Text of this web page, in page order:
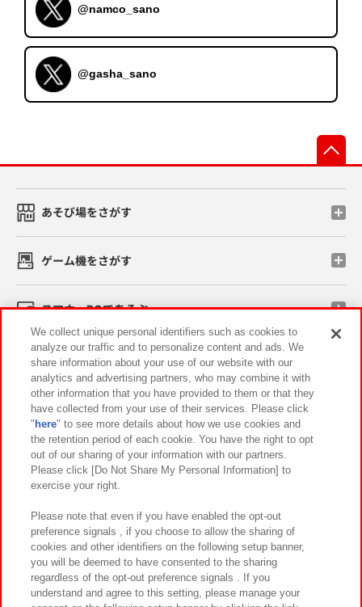
@namco_sano
@gasha_sano
あそび場をさがす
ゲーム機をさがす
スマホ・PCであそぶ
イベント・キャンペーン
関連会社 サステナビリティ サイトポリシー
プライバシーポリシー ウェブアクセシビリティ方針と検証結果
お取引先さまとともに
カスタマーハラスメント対応方針 よくあるご質問・お問い合わせ
We collect unique personal identifiers such as cookies to
analyze our traffic and to personalize content and ads. We
share information about your use of our website with our
analytics and advertising partners, who may combine it with
other information that you have provided to them or that they
have collected from your use of their services. Please click
" here" to see more details about how we use cookies and
the retention period of each cookie. You have the right to opt
out of our sharing of your information with our partners.
Please click [Do Not Share My Personal Information] to
exercise your right.
Please note that even if you have enabled the opt-out
preference signals , if you choose to allow the sharing of
cookies and other identifiers on the following setup banner,
you will be deemed to have consented to the sharing
regardless of the opt-out preference signals . If you
understand and agree to this setting, please manage your